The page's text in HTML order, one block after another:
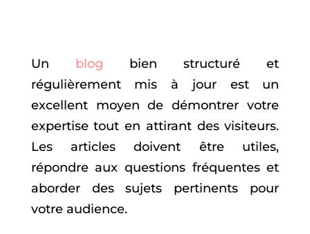
Un blog bien structuré et
régulièrement mis à jour est un
excellent moyen de démontrer votre
expertise tout en attirant des visiteurs.
Les articles doivent être utiles,
répondre aux questions fréquentes et
aborder des sujets pertinents pour
votre audience.